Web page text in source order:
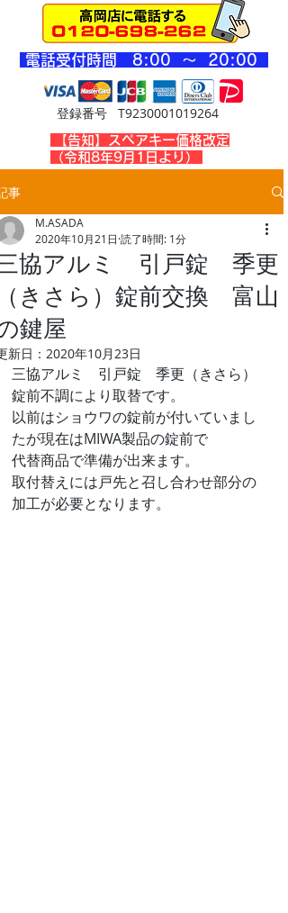
登録番号 T9230001019264
​電話受付時間 8:00 ～ 20:00
​【告知】スペアキー価格改定
（令和8年9月1日より）
事
協アルミ 引戸錠 季更
きさら）錠前交換 富山
鍵屋
M.ASADA
2020年10月21日 読了時間: 1分
新日： 2020年10月23日
三協アルミ　引戸錠　季更（きさら）
錠前不調により取替です。
以前はショウワの錠前が付いていまし
たが現在はMIWA製品の錠前で
代替商品で準備が出来ます。
取付替えには戸先と召し合わせ部分の
加工が必要となります。